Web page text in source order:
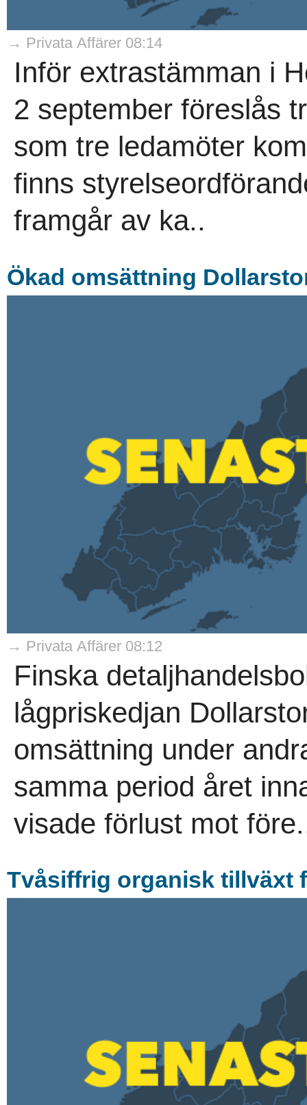
→ Privata Affärer 08:14
Inför extrastämman i
2 september föreslås
som tre ledamöter
finns
framgår av ka..
Ökad omsättning
→ Privata Affärer 08:12
Finska
lågpriskedjan
omsättning under
samma period året
visade förlust mot
Tvåsiffrig organisk tillväxt